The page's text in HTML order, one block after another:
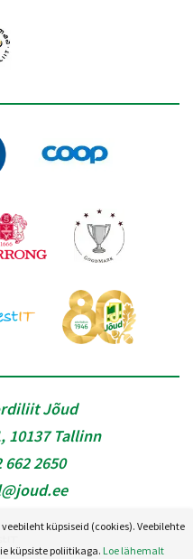
Jõud
10137 Tallinn
662 2650
küpsiseid (cookies). Veebilehte
küpsiste poliitikaga. Loe lähemalt